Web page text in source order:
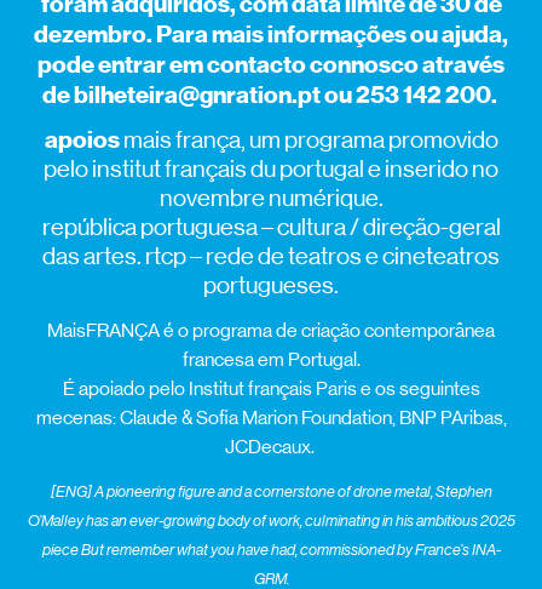
dezembro. Para mais informações ou ajuda,
pode entrar em contacto connosco através
de bilheteira@gnration.pt ou 253 142 200.
apoiosmais frança, um programa promovido
pelo institut français du portugal e inserido no
novembre numérique.
república portuguesa – cultura / direção-geral
das artes. rtcp – rede de teatros e cineteatros
portugueses.
MaisFRANÇA é o programa de criação contemporânea
francesa em Portugal.
É apoiado pelo Institut français Paris e os seguintes
mecenas: Claude & Sofia Marion Foundation, BNP PAribas,
JCDecaux.
[ENG] Apioneering figure and a cornerstone of drone metal, Stephen
O’Malleyhasan ever-growingbody of work, culminating in his ambitious 2025
pieceButremember what you have had, commissioned by France’s INA-
GRM.